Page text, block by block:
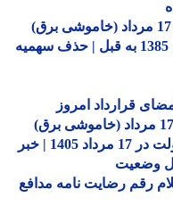
محدودیت تردد برای خودرو های تولید 1385 به قبل | حذف سهمیه
قرارداد امروز
آخرین وضعیت ساماندهی کارکنان دولت در 17 مرداد 1405 | خبر
رقم رضایت نامه مدافع